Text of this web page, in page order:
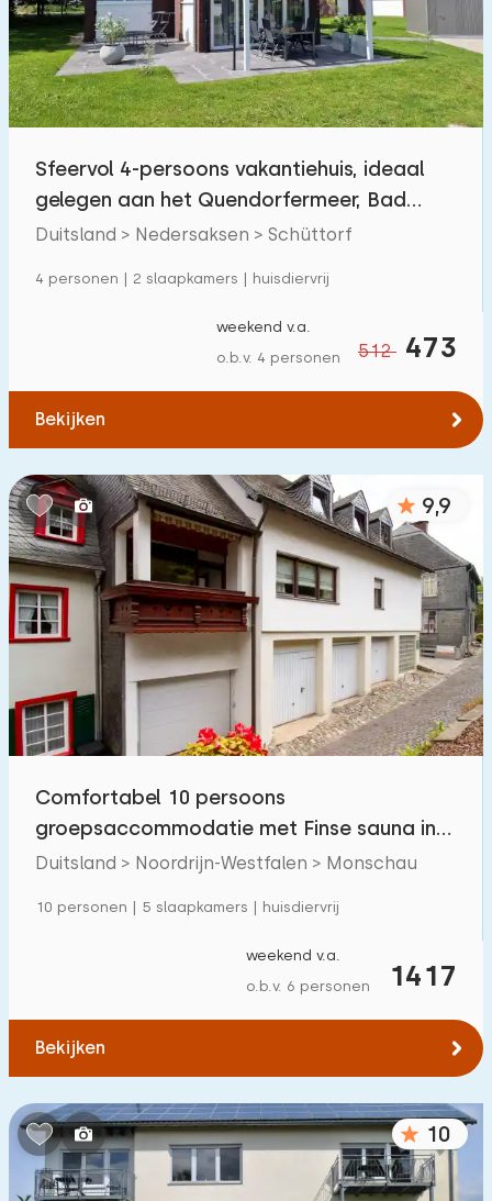
Zwembad
Omheinde tuin 5
Huisdiervrij 66
Oplaadpunt auto
€ 0 — € 1000+
Slaapkamers:
1 2 4 5
Badkamers:
2 3 4 5
Afstanden
Tot zee(max. aantal km):
Tot bos(max. aantal km):
20
1 2
Tot openbaar vervoer(max. aantal km):
0,2 0,5 1 2
Sfeervol 4-persoons vakantiehuis, ideaal
gelegen aan het Quendorfermeer, Bad
Bentheim
Duitsland > Nedersaksen > Schüttorf
4 personen | 2 slaapkamers | huisdiervrij
512 473
weekend v.a.
o.b.v. 4 personen
Bekijken
9,9
Comfortabel 10 persoons
groepsaccommodatie met Finse sauna in
Monschau.
Duitsland > Noordrijn-Westfalen > Monschau
10 personen | 5 slaapkamers | huisdiervrij
1417
weekend v.a.
o.b.v. 6 personen
Bekijken
10